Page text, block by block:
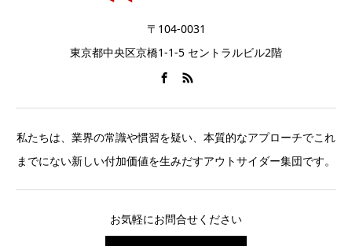
〒104-0031
東京都中央区京橋1-1-5 セントラルビル2階
私たちは、業界の常識や慣習を疑い、本質的なアプローチでこれ
までにない新しい付加価値を生みだすアウトサイダー集団です。
お気軽にお問合せください